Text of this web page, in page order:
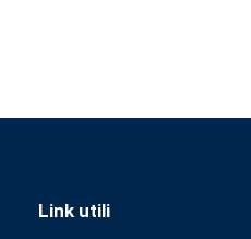
Link utili